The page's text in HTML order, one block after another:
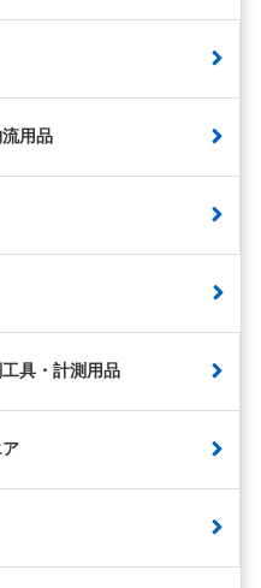
用品
具・計測用品